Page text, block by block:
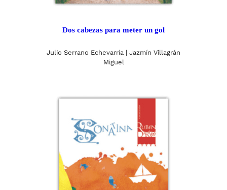
Dos cabezas para meter un gol
Julio Serrano Echevarría | Jazmín Villagrán
Miguel